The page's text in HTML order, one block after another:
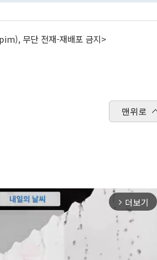
무단 전재-재배포 금지>
맨위로
arrow_forward_ios 더보기